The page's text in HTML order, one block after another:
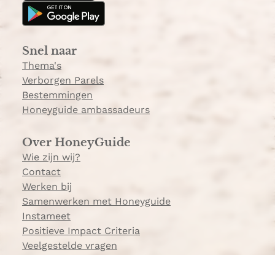
g
r
m
k
Snel naar
Thema's
Verborgen Parels
Bestemmingen
Honeyguide ambassadeurs
Over HoneyGuide
Wie zijn wij?
Contact
Werken bij
Samenwerken met Honeyguide
Instameet
Positieve Impact Criteria
Veelgestelde vragen